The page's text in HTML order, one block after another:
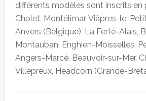
différents modèles sont inscrits en
Cholet, Montélimar, Viâpres-le-
Anvers (Belgique), La Ferté-Alais,
Montauban, Enghien-Moisselles,
Angers-Marcé, Beauvoir-sur-Mer,
Villepreux, Headcorn (Grande-